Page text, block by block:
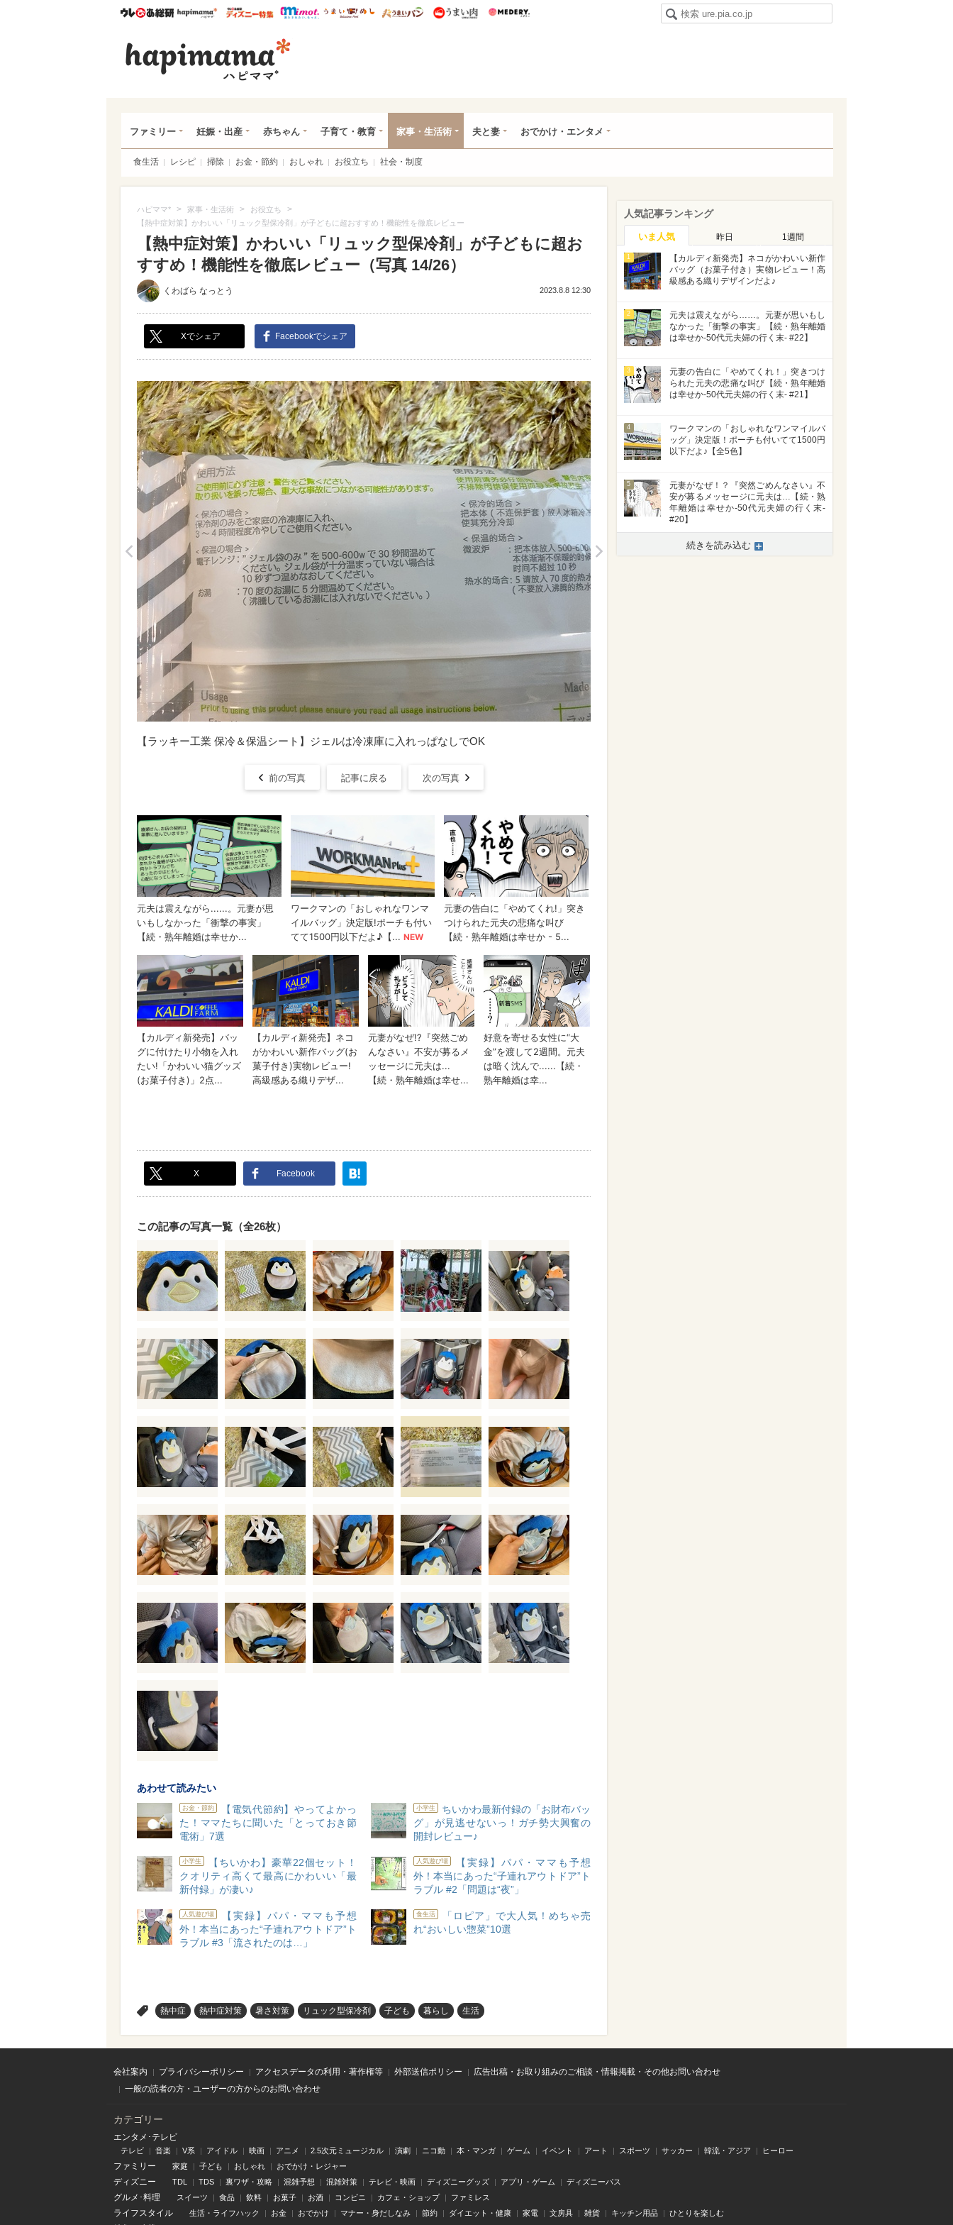
ウレぴあ総研ハピママ* ウレぴあ総研 ディズニー特集
mimot. うまいめし うまいパン うまい肉
ファミリー 妊娠・出産 赤ちゃん 子育て・教育 家事・生活術 夫と妻 おでかけ・エンタメ
食生活 レシピ 掃除 お金・節約 おしゃれ お役立ち 社会・制度
ハピママ* > 家事・生活術 > お役立ち >
【熱中症対策】かわいい「リュック型保冷剤」が子どもに超おすすめ！機能性を徹底レビュー
【熱中症対策】かわいい「リュック型保冷剤」が子どもに超お
すすめ！機能性を徹底レビュー（写真 14/26）
くわばら なっとう 2023.8.8 12:30
Xでシェア Facebookでシェア
【ラッキー工業 保冷＆保温シート】ジェルは冷凍庫に入れっぱなしでOK
前の写真 記事に戻る 次の写真
X Facebook
この記事の写真一覧（全26枚）
あわせて読みたい
お金・節約
【電気代節約】やってよかっ
た！ママたちに聞いた「とっておき節
電術」7選
小学生
ちいかわ最新付録の「お財布バッ
グ」が見逃せないっ！ガチ勢大興奮の
開封レビュー♪
小学生
【ちいかわ】豪華22個セット！
クオリティ高くて最高にかわいい「最
新付録」が凄い♪
人気遊び場
【実録】パパ・ママも予想
外！本当にあった“子連れアウトドア”ト
ラブル #2「問題は“夜”」
人気遊び場
【実録】パパ・ママも予想
外！本当にあった“子連れアウトドア”ト
ラブル #3「流されたのは…」
食生活
「ロピア」で大人気！めちゃ売
れ“おいしい惣菜”10選
熱中症 熱中症対策 暑さ対策 リュック型保冷剤 子ども 暮らし 生活
人気記事ランキング
いま人気 昨日 1週間
1
【カルディ新発売】ネコがかわいい新作
バッグ（お菓子付き）実物レビュー！高
級感ある織りデザインだよ♪
2
元夫は震えながら……。元妻が思いもし
なかった「衝撃の事実」【続・熟年離婚
は幸せか-50代元夫婦の行く末- #22】
3
元妻の告白に「やめてくれ！」突きつけ
られた元夫の悲痛な叫び【続・熟年離婚
は幸せか-50代元夫婦の行く末- #21】
4
ワークマンの「おしゃれなワンマイルバ
ッグ」決定版！ポーチも付いてて1500円
以下だよ♪【全5色】
5
元妻がなぜ！？『突然ごめんなさい』不
安が募るメッセージに元夫は…【続・熟
年離婚は幸せか-50代元夫婦の行く末-
#20】
続きを読み込む
会社案内 プライバシーポリシー アクセスデータの利用・著作権等 外部送信ポリシー
広告出稿・お取り組みのご相談・情報掲載・その他お問い合わせ
一般の読者の方・ユーザーの方からのお問い合わせ
カテゴリー
エンタメ･テレビ
テレビ 音楽 V系 アイドル 映画 アニメ 2.5次元ミュージカル 演劇 ニコ動 本・マンガ ゲーム イベント アート スポーツ サッカー 韓流・アジア ヒーロー
ファミリー 家庭 子ども おしゃれ おでかけ・レジャー
ディズニー TDL TDS 裏ワザ・攻略 混雑予想 混雑対策 テレビ・映画 ディズニーグッズ アプリ・ゲーム ディズニーパス
グルメ･料理 スイーツ 食品 飲料 お菓子 お酒 コンビニ カフェ・ショップ ファミレス
ライフスタイル 生活・ライフハック お金 おでかけ マナー・身だしなみ 節約 ダイエット・健康 家電 文房具 雑貨 キッチン用品 ひとりを楽しむ